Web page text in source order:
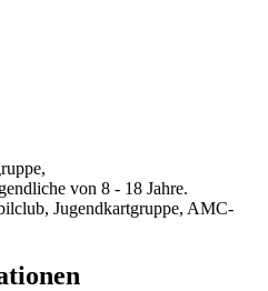
von 8 - 18 Jahre.
Jugendkartgruppe, AMC-